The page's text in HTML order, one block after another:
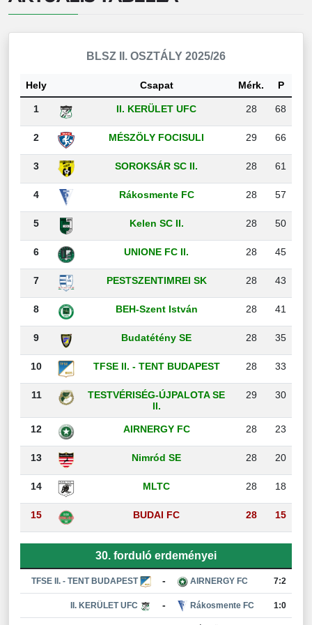
BLSZ II. OSZTÁLY 2025/26
Hely Csapat Mérk. P
1 II. KERÜLET UFC 28 68
2 MÉSZÖLY FOCISULI 29 66
3 SOROKSÁR SC II. 28 61
4 Rákosmente FC 28 57
5 Kelen SC II. 28 50
6 UNIONE FC II. 28 45
7 PESTSZENTIMREI SK 28 43
8 BEH-Szent István 28 41
9 Budatétény SE 28 35
10 TFSE II. - TENT BUDAPEST 28 33
11
TESTVÉRISÉG-ÚJPALOTA SE
II.
29 30
12 AIRNERGY FC 28 23
13 Nimród SE 28 20
14 MLTC 28 18
15 BUDAI FC 28 15
30. forduló erdeményei
TFSE II. - TENT BUDAPEST - AIRNERGY FC 7:2
II. KERÜLET UFC - Rákosmente FC 1:0